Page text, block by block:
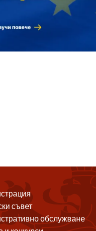
съвет
обслужване